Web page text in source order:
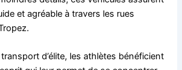
et agréable à travers les rues
d’élite, les athlètes bénéficient